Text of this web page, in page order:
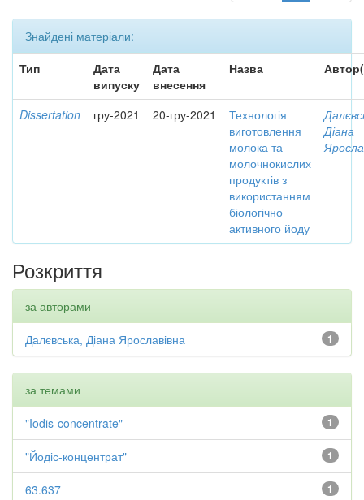
Знайдені матеріали:
Тип
Дата
випуску
Дата
внесення
Назва
Dissertation гру-2021 20-гру-2021
Технологія
виготовлення
молока та
молочнокислих
продуктів з
використанням
біологічно
активного йоду
Діана
Розкриття
за авторами
1
Далєвська, Діана Ярославівна
за темами
1
"Iodis-concentrate"
1
"Йодіс-концентрат"
1
63.637